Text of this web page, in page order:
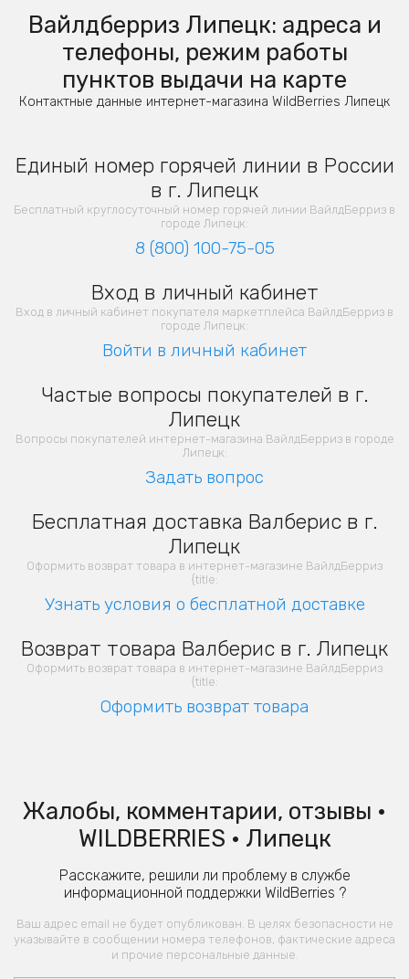
Вайлдберриз Липецк: адреса и
телефоны, режим работы
пунктов выдачи на карте
Контактные данные интернет-магазина WildBerries Липецк
Единый номер горячей линии в России
в г. Липецк
Бесплатный круглосуточный номер горячей линии ВайлдБерриз в
городе Липецк:
8 (800) 100-75-05
Вход в личный кабинет
Вход в личный кабинет покупателя маркетплейса ВайлдБерриз в
городе Липецк:
Войти в личный кабинет
Частые вопросы покупателей в г.
Липецк
Вопросы покупателей интернет-магазина ВайлдБерриз в городе
Липецк:
Задать вопрос
Бесплатная доставка Валберис в г.
Липецк
Оформить возврат товара в интернет-магазине ВайлдБерриз
{title:
Узнать условия о бесплатной доставке
Возврат товара Валберис в г. Липецк
Оформить возврат товара в интернет-магазине ВайлдБерриз
{title:
Оформить возврат товара
Жалобы, комментарии, отзывы •
WILDBERRIES • Липецк
Расскажите, решили ли проблему в службе
информационной поддержки WildBerries ?
Ваш адрес email не будет опубликован. В целях безопасности не
указывайте в сообщении номера телефонов, фактические адреса
и прочие персональные данные.